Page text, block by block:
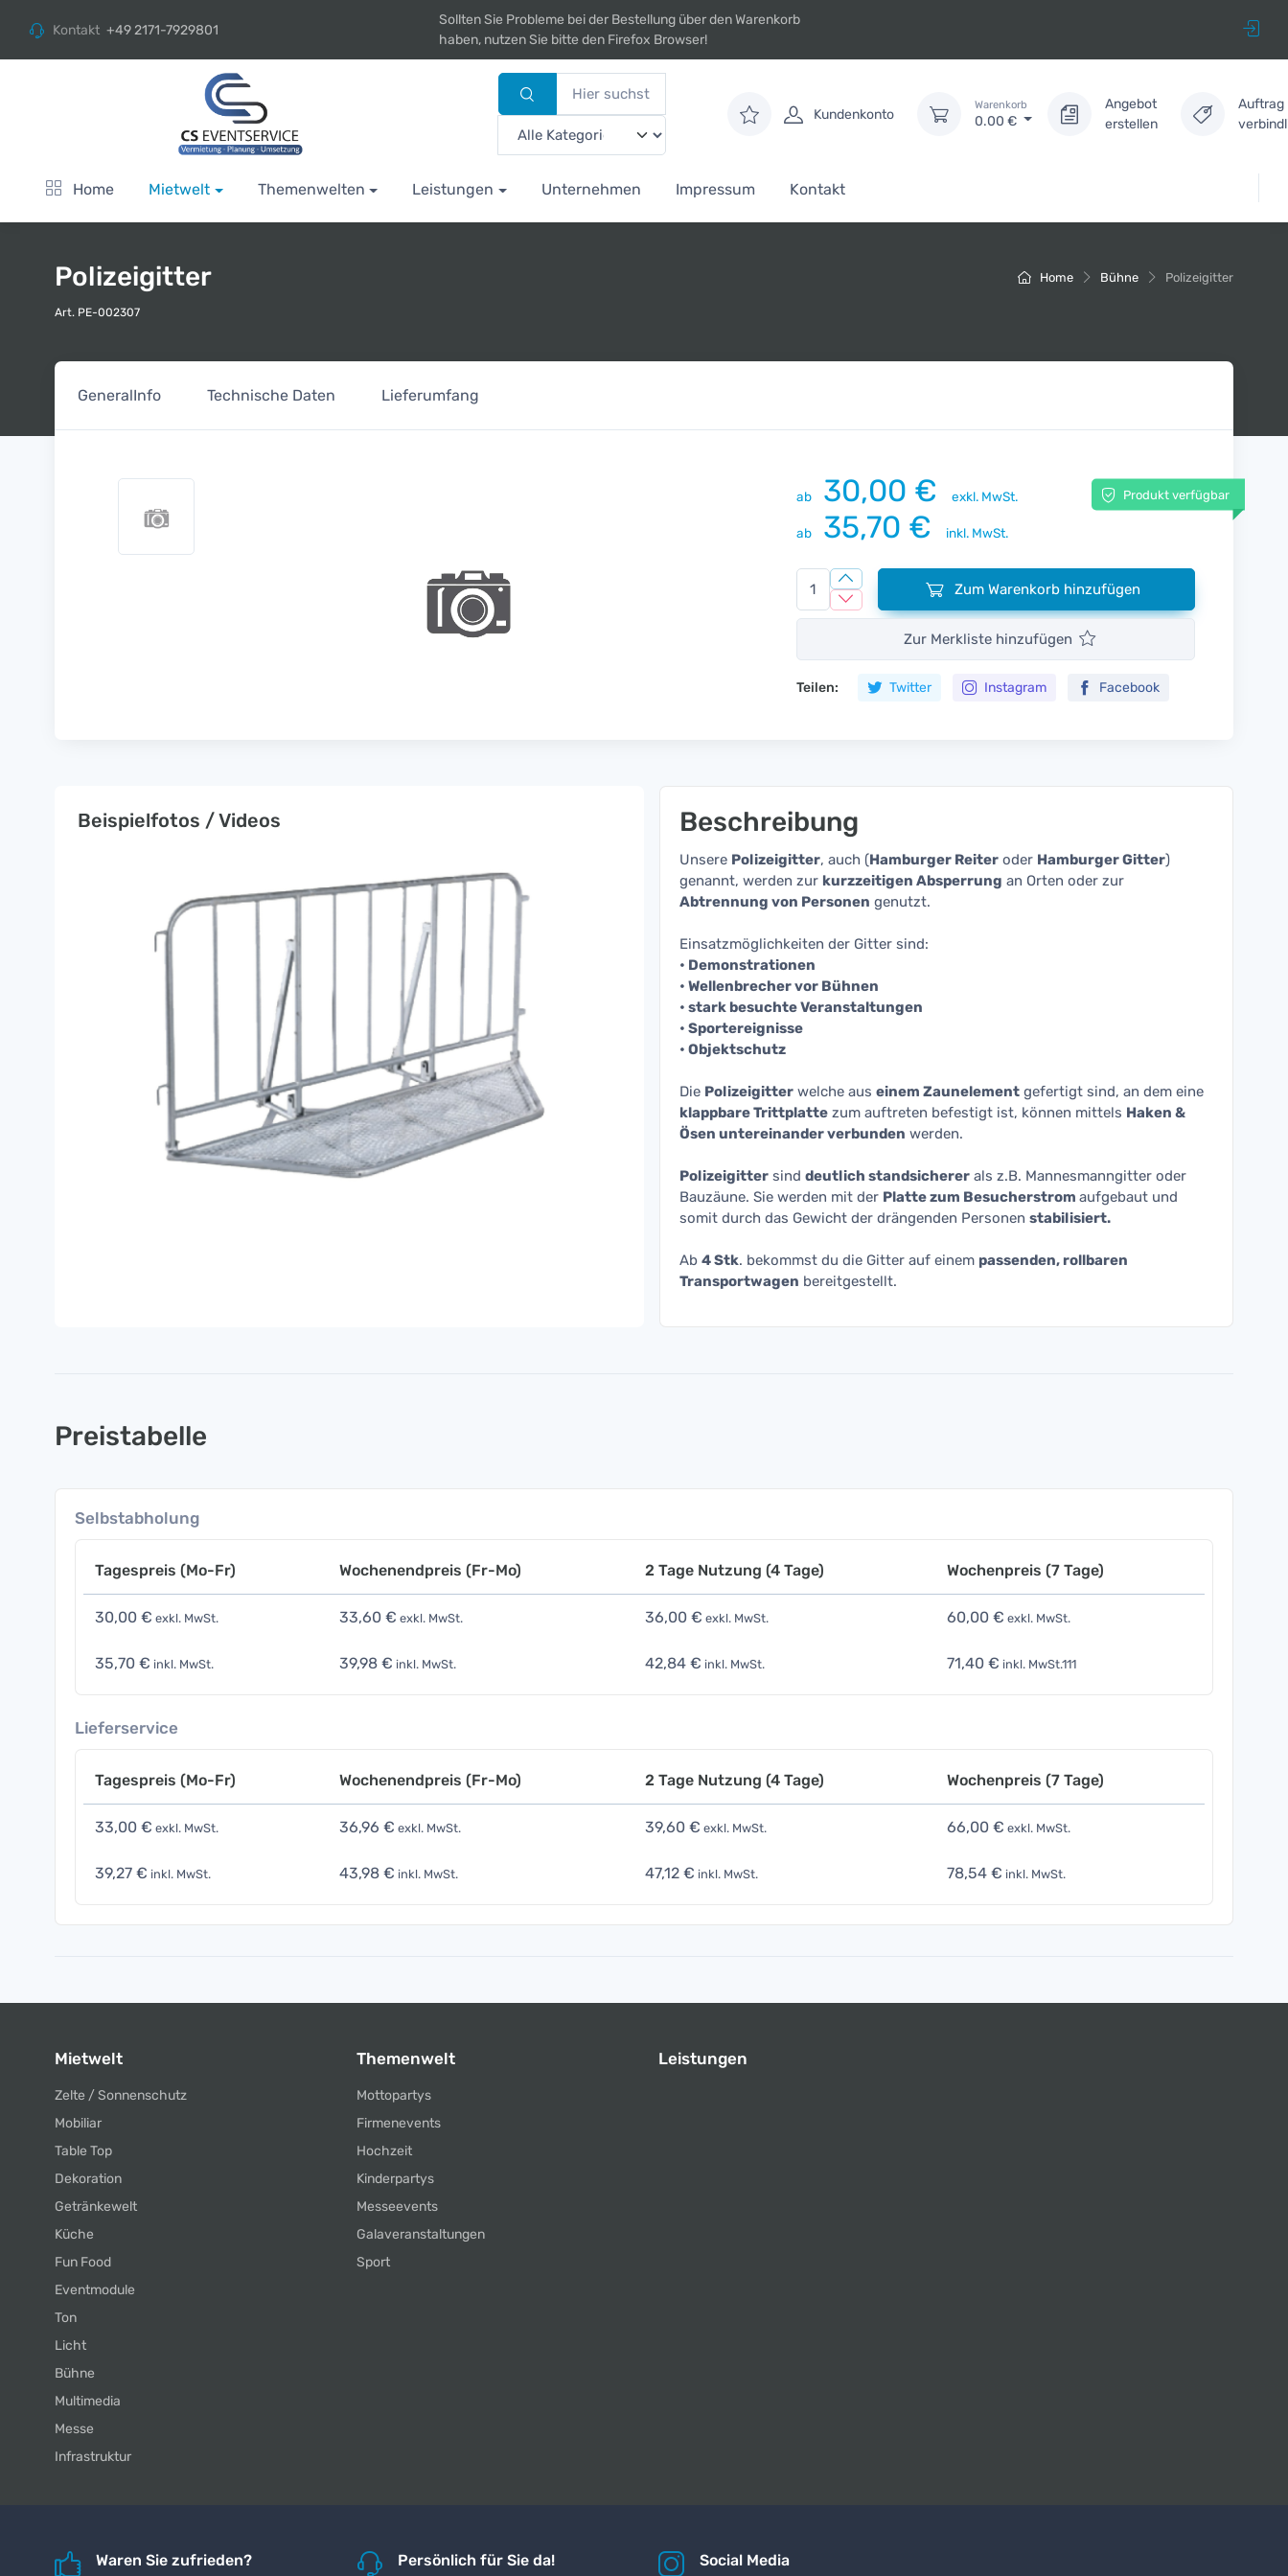
Kontakt +49 2171-7929801
Sollten Sie Probleme bei der Bestellung über den Warenkorb
haben, nutzen Sie bitte den Firefox Browser!
Kundenkonto
Warenkorb
0.00 €
Angebot
erstellen
Auftrag
Home Mietwelt Themenwelten Leistungen Unternehmen Impressum Kontakt
Home Bühne Polizeigitter
Polizeigitter
Art. PE-002307
GeneralInfo Technische Daten Lieferumfang
ab 30,00 € exkl. MwSt.
ab 35,70 € inkl. MwSt.
Produkt verfügbar
Zum Warenkorb hinzufügen
Zur Merkliste hinzufügen
Teilen: Twitter Instagram Facebook
Beispielfotos / Videos Beschreibung
Unsere Polizeigitter, auch (Hamburger Reiter oder Hamburger Gitter)
genannt, werden zur kurzzeitigen Absperrung an Orten oder zur
Abtrennung von Personen genutzt.
Einsatzmöglichkeiten der Gitter sind:
• Demonstrationen
• Wellenbrecher vor Bühnen
• stark besuchte Veranstaltungen
• Sportereignisse
• Objektschutz
Die Polizeigitter welche aus einem Zaunelement gefertigt sind, an dem eine
klappbare Trittplatte zum auftreten befestigt ist, können mittels Haken &
Ösen untereinander verbunden werden.
Polizeigitter sind deutlich standsicherer als z.B. Mannesmanngitter oder
Bauzäune. Sie werden mit der Platte zum Besucherstrom aufgebaut und
somit durch das Gewicht der drängenden Personen stabilisiert.
Ab 4 Stk. bekommst du die Gitter auf einem passenden, rollbaren
Transportwagen bereitgestellt.
Preistabelle
Selbstabholung
Tagespreis (Mo-Fr) Wochenendpreis (Fr-Mo) 2 Tage Nutzung (4 Tage) Wochenpreis (7 Tage)
30,00 € exkl. MwSt. 33,60 € exkl. MwSt. 36,00 € exkl. MwSt. 60,00 € exkl. MwSt.
35,70 € inkl. MwSt. 39,98 € inkl. MwSt. 42,84 € inkl. MwSt. 71,40 € inkl. MwSt.111
Lieferservice
Tagespreis (Mo-Fr) Wochenendpreis (Fr-Mo) 2 Tage Nutzung (4 Tage) Wochenpreis (7 Tage)
33,00 € exkl. MwSt. 36,96 € exkl. MwSt. 39,60 € exkl. MwSt. 66,00 € exkl. MwSt.
39,27 € inkl. MwSt. 43,98 € inkl. MwSt. 47,12 € inkl. MwSt. 78,54 € inkl. MwSt.
Mietwelt
Zelte / Sonnenschutz
Mobiliar
Table Top
Dekoration
Getränkewelt
Küche
Fun Food
Eventmodule
Ton
Licht
Bühne
Multimedia
Messe
Infrastruktur
Themenwelt
Mottopartys
Firmenevents
Hochzeit
Kinderpartys
Messeevents
Galaveranstaltungen
Sport
Leistungen
Waren Sie zufrieden? Persönlich für Sie da! Social Media